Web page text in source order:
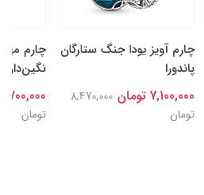
چارم آویز یودا جنگ ستارگان
پاندورا
7,100,000 تومان
8,470,000
تومان
چارم
نگین‌دار
6,700,000
تومان